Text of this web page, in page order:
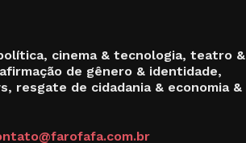
cinema & tecnologia, teatro &
de gênero & identidade,
resgate de cidadania & economia &